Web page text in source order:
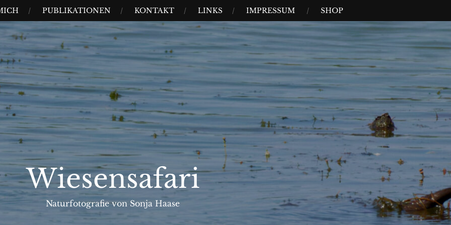
PUBLIKATIONEN KONTAKT LINKS IMPRESSUM SHOP
Wiesensafari
Naturfotografie von Sonja Haase